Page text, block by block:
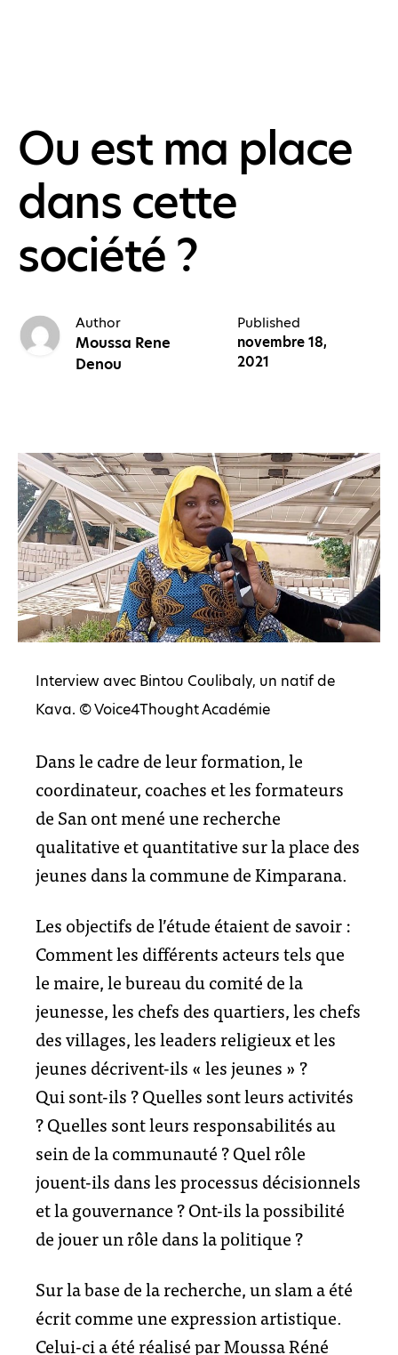
Ou est ma place
dans cette
société ?
Author
Moussa Rene
Denou
Published
novembre 18,
2021
Interview avec Bintou Coulibaly, un natif de
Kava. © Voice4Thought Académie
Dans le cadre de leur formation, le
coordinateur, coaches et les formateurs
de San ont mené une recherche
qualitative et quantitative sur la place des
jeunes dans la commune de Kimparana.
Les objectifs de l’étude étaient de savoir :
Comment les différents acteurs tels que
le maire, le bureau du comité de la
jeunesse, les chefs des quartiers, les chefs
des villages, les leaders religieux et les
jeunes décrivent-ils « les jeunes » ?
Qui sont-ils ? Quelles sont leurs activités
? Quelles sont leurs responsabilités au
sein de la communauté ? Quel rôle
jouent-ils dans les processus décisionnels
et la gouvernance ? Ont-ils la possibilité
de jouer un rôle dans la politique ?
Sur la base de la recherche, un slam a été
écrit comme une expression artistique.
Celui-ci a été réalisé par Moussa Réné